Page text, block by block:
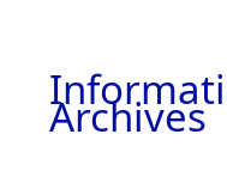
Archives